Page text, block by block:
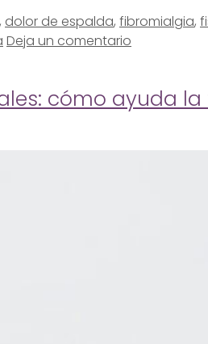
, dolor de espalda, fibromialgia,
Deja un comentario
cómo ayuda